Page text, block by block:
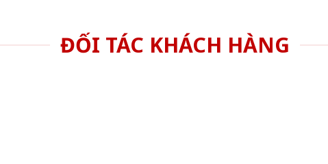
ĐỐI TÁC KHÁCH HÀNG